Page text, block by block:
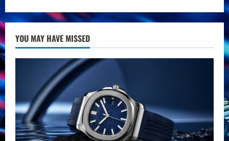
Breitling
Navitimer
Elegansi
Penerbangan
YOU MAY HAVE MISSED